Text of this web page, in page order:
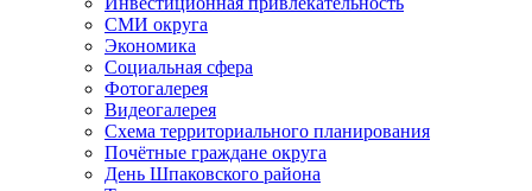
СМИ округа
Экономика
Социальная сфера
Фотогалерея
Видеогалерея
Схема территориального планирования
Почётные граждане округа
День Шпаковского района